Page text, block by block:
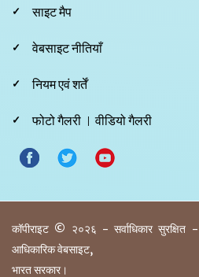
Footer
साइट मैप
वेबसाइट नीतियाँ
नियम एवं शर्तें
फोटो गैलरी वीडियो गैलरी
कॉपीराइट © २०२६ - सर्वाधिकार सुरक्षित
आधिकारिक वेबसाइट,
भारत सरकार।